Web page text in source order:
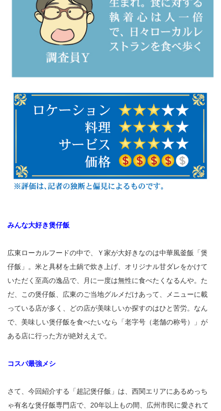
みんな大好き煲仔飯
広東ローカルフードの中で、Ｙ家が大好きなのは中華風釜飯「煲
仔飯」。米と具材を土鍋で炊き上げ、オリジナル甘ダレをかけて
いただく至高の逸品で、月に一度は無性に食べたくなるんや。た
だ、この煲仔飯、広東のご当地グルメだけあって、メニューに載
っている店が多く、どの店が美味しいか探すのはひと苦労。なん
で、美味しい煲仔飯を食べたいなら「老字号（老舗の称号）」が
ある店に行った方が絶対ええで。
コスパ最強メシ
さて、今回紹介する「超記煲仔飯」は、西関エリアにあるめっち
ゃ有名な煲仔飯専門店で、20年以上もの間、広州市民に愛されて